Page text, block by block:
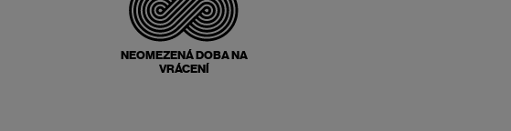
NEOMEZENÁ DOBA NA
VRÁCENÍ